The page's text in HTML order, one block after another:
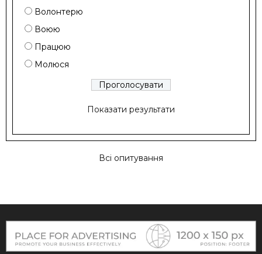
Волонтерю
Воюю
Працюю
Молюся
Показати результати
Всі опитування